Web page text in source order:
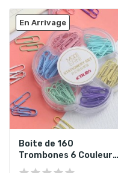
En Arrivage
Boite de 160
Trombones 6 Couleurs
Pastel Assortis